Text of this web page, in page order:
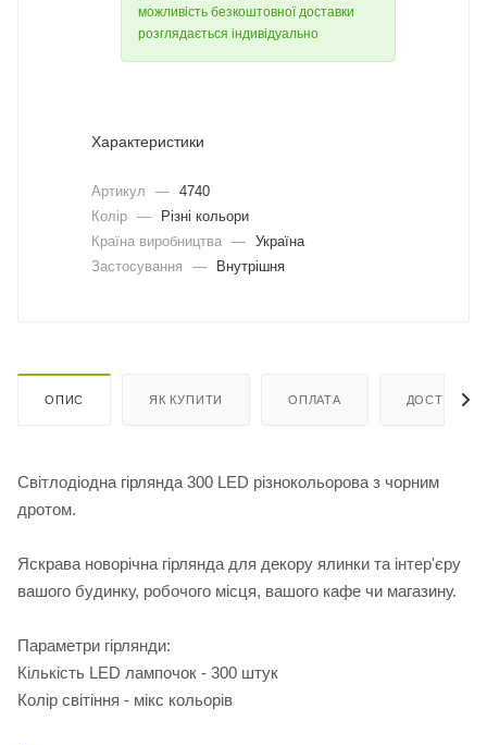
можливість безкоштовної доставки
розглядається індивідуально
Характеристики
Артикул — 4740
Колір —
Різні кольори
Країна виробництва — Україна
Застосування
— Внутрішня
ОПИС ЯК КУПИТИ ОПЛАТА ДОСТАВКА
Світлодіодна гірлянда 300 LED різнокольорова з чорним
дротом.
Яскрава новорічна гірлянда для декору ялинки та інтер'єру
вашого будинку, робочого місця, вашого кафе чи магазину.
Параметри гірлянди:
Кількість LED лампочок - 300 штук
Колір світіння - мікс кольорів